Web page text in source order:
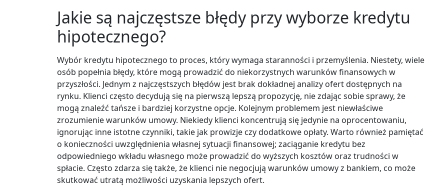
Jakie są najczęstsze błędy przy wyborze kredytu
hipotecznego?
Wybór kredytu hipotecznego to proces, który wymaga staranności i przemyślenia. Niestety, wiele
osób popełnia błędy, które mogą prowadzić do niekorzystnych warunków finansowych w
przyszłości. Jednym z najczęstszych błędów jest brak dokładnej analizy ofert dostępnych na
rynku. Klienci często decydują się na pierwszą lepszą propozycję, nie zdając sobie sprawy, że
mogą znaleźć tańsze i bardziej korzystne opcje. Kolejnym problemem jest niewłaściwe
zrozumienie warunków umowy. Niekiedy klienci koncentrują się jedynie na oprocentowaniu,
ignorując inne istotne czynniki, takie jak prowizje czy dodatkowe opłaty. Warto również pamiętać
o konieczności uwzględnienia własnej sytuacji finansowej; zaciąganie kredytu bez
odpowiedniego wkładu własnego może prowadzić do wyższych kosztów oraz trudności w
spłacie. Często zdarza się także, że klienci nie negocjują warunków umowy z bankiem, co może
skutkować utratą możliwości uzyskania lepszych ofert.